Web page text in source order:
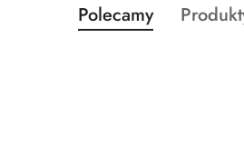
Pomiń karuzelę produktów
Produkty
o
Polecamy